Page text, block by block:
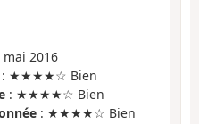
mai 2016
: ★★★★☆ Bien
: ★★★★☆ Bien
: ★★★★☆ Bien